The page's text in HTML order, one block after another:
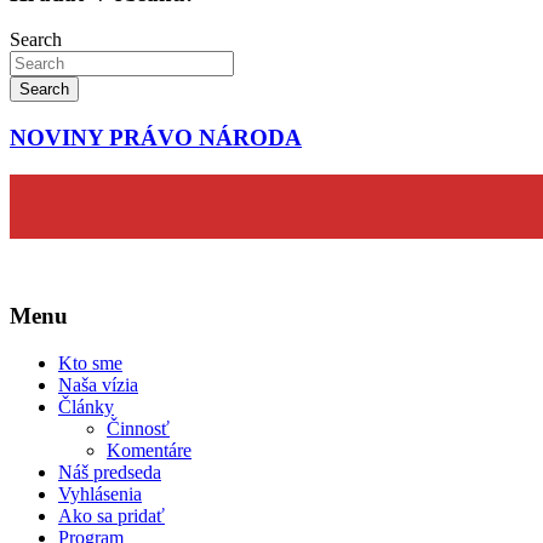
Search
Search
NOVINY PRÁVO NÁRODA
Menu
Kto sme
Naša vízia
Články
Činnosť
Komentáre
Náš predseda
Vyhlásenia
Ako sa pridať
Program